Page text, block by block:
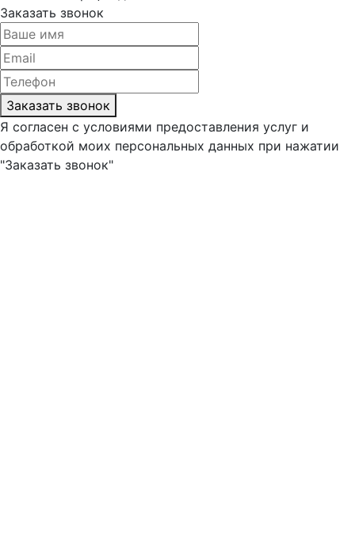
Заказать звонок
Заказать звонок
Я согласен с условиями предоставления услуг и
обработкой моих персональных данных при нажатии
"Заказать звонок"